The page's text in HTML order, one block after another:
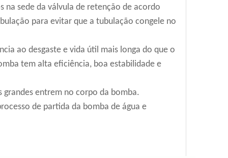
sede da válvula de retenção de acordo
para evitar que a tubulação congele no
ao desgaste e vida útil mais longa do que o
tem alta eficiência, boa estabilidade e
entrem no corpo da bomba.
de partida da bomba de água e